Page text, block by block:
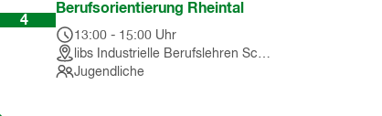
4
Berufsorientierung Rheintal
13:00- 15:00Uhr
libs Industrielle Berufslehren Schweiz
Jugendliche